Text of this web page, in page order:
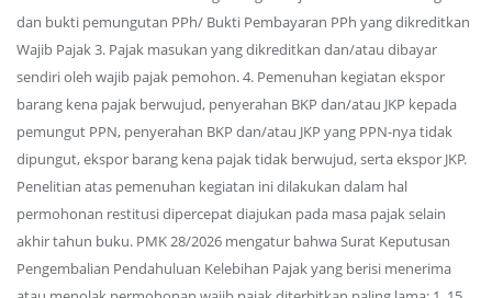
dan bukti pemungutan PPh/ Bukti Pembayaran PPh yang dikreditkan
Wajib Pajak 3. Pajak masukan yang dikreditkan dan/atau dibayar
sendiri oleh wajib pajak pemohon. 4. Pemenuhan kegiatan ekspor
barang kena pajak berwujud, penyerahan BKP dan/atau JKP kepada
pemungut PPN, penyerahan BKP dan/atau JKP yang PPN-nya tidak
dipungut, ekspor barang kena pajak tidak berwujud, serta ekspor JKP.
Penelitian atas pemenuhan kegiatan ini dilakukan dalam hal
permohonan restitusi dipercepat diajukan pada masa pajak selain
akhir tahun buku. PMK 28/2026 mengatur bahwa Surat Keputusan
Pengembalian Pendahuluan Kelebihan Pajak yang berisi menerima